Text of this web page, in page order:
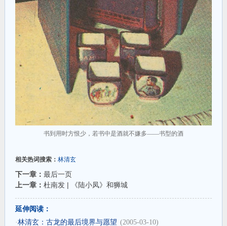
书到用时方恨少，若书中是酒就不嫌多——书型的酒
相关热词搜索： 林清玄
下一章： 最后一页
上一章： 杜南发 | 《陆小凤》和狮城
延伸阅读：
·林清玄：古龙的最后境界与愿望 (2005-03-10)